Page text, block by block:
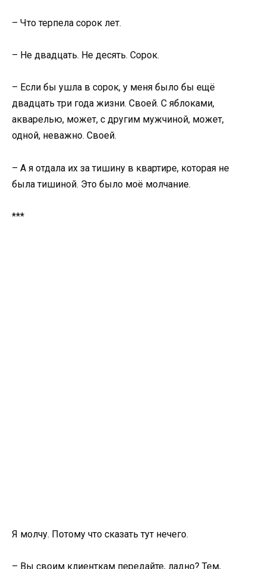
– Что терпела сорок лет.
– Не двадцать. Не десять. Сорок.
– Если бы ушла в сорок, у меня было бы ещё
двадцать три года жизни. Своей. С яблоками,
акварелью, может, с другим мужчиной, может,
одной, неважно. Своей.
– А я отдала их за тишину в квартире, которая не
была тишиной. Это было моё молчание.
***
Я молчу. Потому что сказать тут нечего.
– Вы своим клиенткам передайте, ладно? Тем,